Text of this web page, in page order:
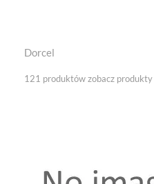
Dorcel
121 produktówzobacz produkty